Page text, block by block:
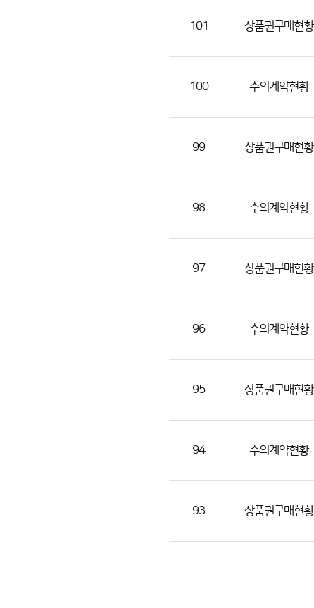
록
첨
101 상품권구매현황
100 수의계약현황
99 상품권구매현황
98 수의계약현황
97 상품권구매현황
96 수의계약현황
95 상품권구매현황
94 수의계약현황
93 상품권구매현황